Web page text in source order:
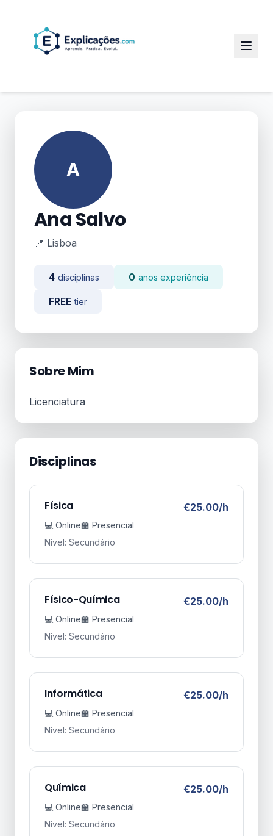
A
Ana Salvo
📍 Lisboa
4 disciplinas 0 anos experiência
FREE tier
Sobre Mim
Licenciatura
Disciplinas
Física €25.00/h
💻 Online🏫 Presencial
Nível: Secundário
Físico-Química €25.00/h
💻 Online🏫 Presencial
Nível: Secundário
Informática €25.00/h
💻 Online🏫 Presencial
Nível: Secundário
Química €25.00/h
💻 Online🏫 Presencial
Nível: Secundário